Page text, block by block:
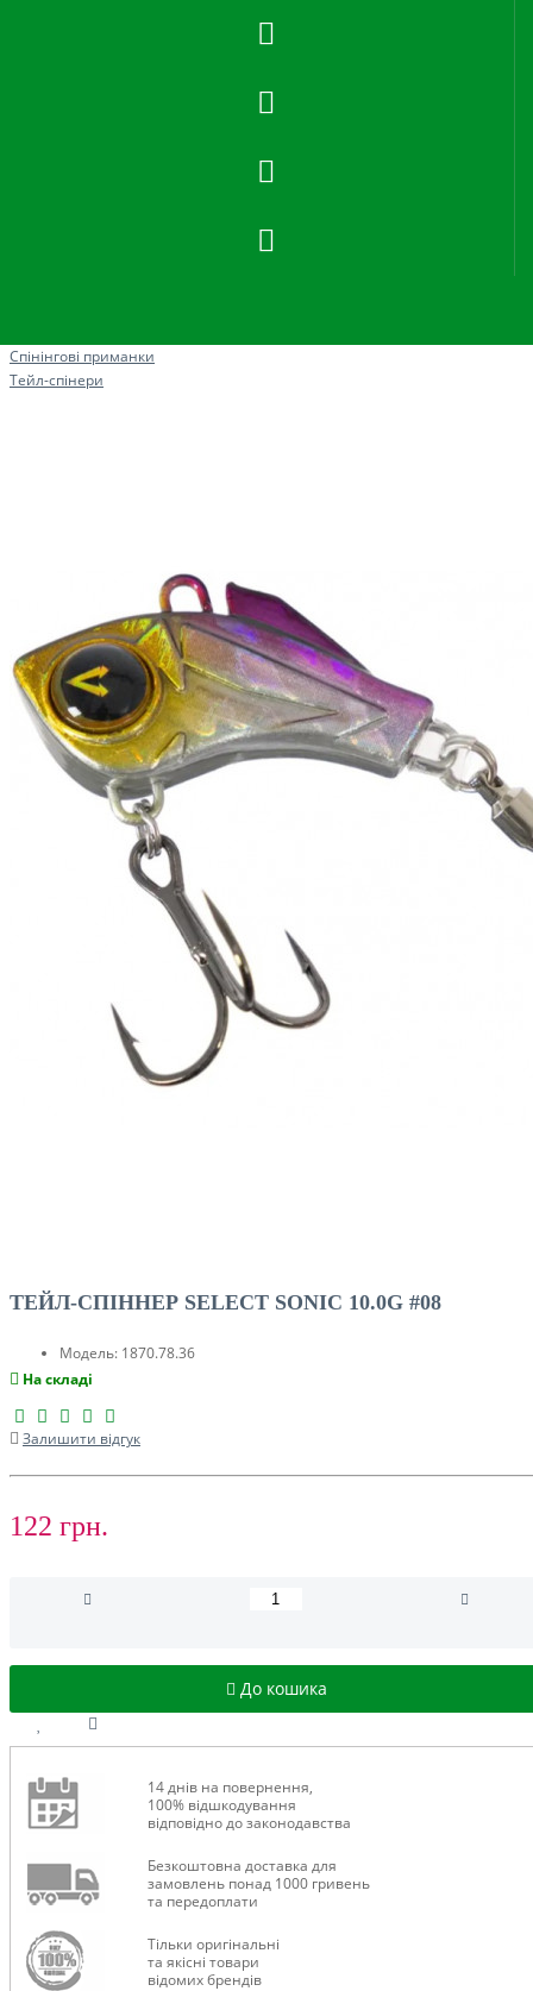
Спінінгові приманки
Тейл-спінери
ТЕЙЛ-СПІННЕР SELECT SONIC 10.0G #08
Модель: 1870.78.36
На складі
Залишити відгук
122 грн.
До кошика
14 днів на повернення,
100% відшкодування
відповідно до законодавства
Безкоштовна доставка для
замовлень понад 1000 гривень
та передоплати
Тільки оригінальні
та якісні товари
відомих брендів